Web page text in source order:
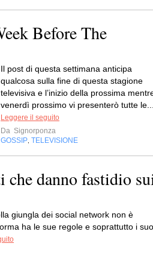
Before The
Il post di questa settimana anticipa
qualcosa sulla fine di questa stagione
televisiva e l’inizio della prossima
venerdì prossimo vi presenterò tutte
Leggere il seguito
Da Signorponza
GOSSIP TELEVISIONE
che danno fastidio
giungla dei social network non è
ha le sue regole e soprattutto i